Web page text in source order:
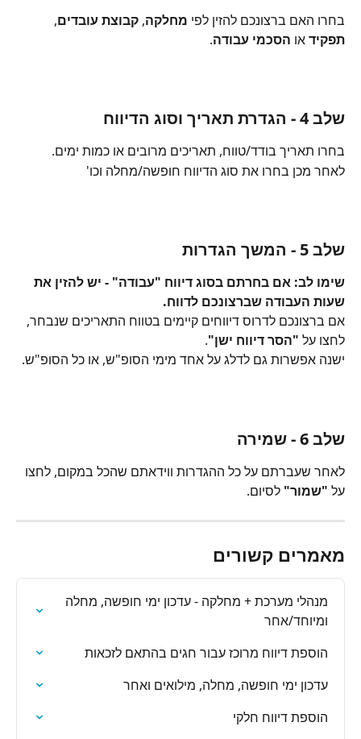
בחרו האם ברצונכם להזין לפי מחלקה, קבוצת עובדים,
תפקיד או הסכמי עבודה.
שלב 4 - הגדרת תאריך וסוג הדיווח
בחרו תאריך בודד/טווח, תאריכים מרובים או כמות ימים.
לאחר מכן בחרו את סוג הדיווח חופשה/מחלה וכו'
שלב 5 - המשך הגדרות
שימו לב: אם בחרתם בסוג דיווח "עבודה" - יש להזין את
שעות העבודה שברצונכם לדווח.
אם ברצונכם לדרוס דיווחים קיימים בטווח התאריכים שנבחר,
לחצו על "הסר דיווח ישן".
ישנה אפשרות גם לדלג על אחד מימי הסופ"ש, או כל הסופ"ש.
שלב 6 - שמירה
לאחר שעברתם על כל ההגדרות ווידאתם שהכל במקום, לחצו
על "שמור" לסיום.
מאמרים קשורים
מנהלי מערכת + מחלקה - עדכון ימי חופשה, מחלה
ומיוחד/אחר
הוספת דיווח מרוכז עבור חגים בהתאם לזכאות
עדכון ימי חופשה, מחלה, מילואים ואחר
הוספת דיווח חלקי